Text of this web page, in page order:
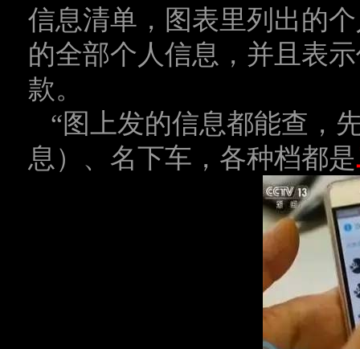
信息清单，图表里列出的
的全部个人信息，并且表
款。
“图上发的信息都能查，
息）、名下车，各种档都是